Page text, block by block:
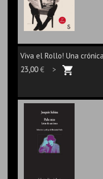
Viva el Rollo! Una
23,00€ >